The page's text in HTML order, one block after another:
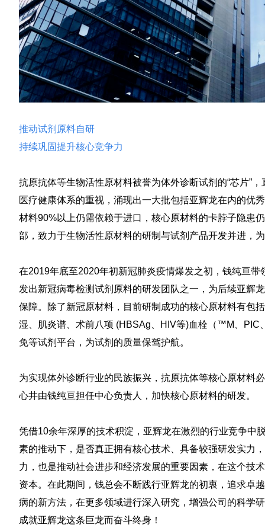
推动试剂原料自研
持续巩固提升核心竞争力
抗原抗体等生物活性原材料被誉为体外诊断试剂的“芯片”
医疗健康体系的重视，涌现出一大批包括亚辉龙在内的优
材料90%以上仍需依赖于进口，核心原材料的卡脖子隐患
部，致力于生物活性原材料的研制与试剂产品开发并进，
在2019年底至2020年初新冠肺炎疫情爆发之初，钱纯亘
发出新冠病毒检测试剂原料的研发团队之一，为后续亚辉
保障。除了新冠原材料，目前研制成功的核心原材料有包
湿、肌炎谱、术前八项 (HBSAg、HIV等)血栓（™M、PIC
免等试剂平台，为试剂的质量保驾护航。
为实现体外诊断行业的民族振兴，抗原抗体等核心原材料
心井由钱纯亘担任中心负责人，加快核心原材料的研发。
凭借10余年深厚的技术积淀，亚辉龙在激烈的行业竞争中
素的推动下，是否真正拥有核心技术、具备较强研发实力
力，也是推动社会进步和经济发展的重要因素，在这个技
资本。在此期间，钱总会不断践行亚辉龙的初衷，追求卓
病的新方法，在更多领域进行深入研究，增强公司的科学
成就亚辉龙这条巨龙而奋斗终身！